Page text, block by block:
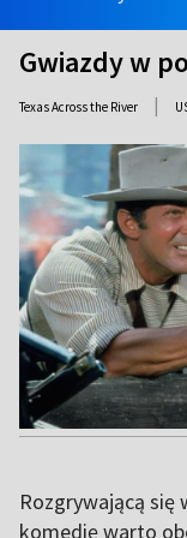
Gwiazdy w
Texas Across the River |
Rozgrywającą się
komedię warto